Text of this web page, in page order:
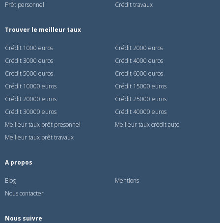
Prêt personnel
Crédit travaux
Trouver le meilleur taux
Crédit 1000 euros
Crédit 2000 euros
Crédit 3000 euros
Crédit 4000 euros
Crédit 5000 euros
Crédit 6000 euros
Crédit 10000 euros
Crédit 15000 euros
Crédit 20000 euros
Crédit 25000 euros
Crédit 30000 euros
Crédit 40000 euros
Meilleur taux prêt presonnel
Meilleur taux crédit auto
Meilleur taux prêt travaux
A propos
Blog
Mentions
Nous contacter
Nous suivre